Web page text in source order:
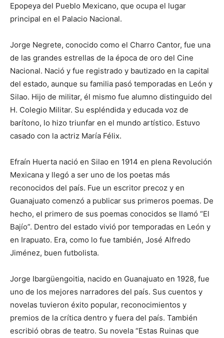
Epopeya del Pueblo Mexicano, que ocupa el lugar
principal en el Palacio Nacional.
Jorge Negrete, conocido como el Charro Cantor, fue una
de las grandes estrellas de la época de oro del Cine
Nacional. Nació y fue registrado y bautizado en la capital
del estado, aunque su familia pasó temporadas en León y
Silao. Hijo de militar, él mismo fue alumno distinguido del
H. Colegio Militar. Su espléndida y educada voz de
barítono, lo hizo triunfar en el mundo artístico. Estuvo
casado con la actriz María Félix.
Efraín Huerta nació en Silao en 1914 en plena Revolución
Mexicana y llegó a ser uno de los poetas más
reconocidos del país. Fue un escritor precoz y en
Guanajuato comenzó a publicar sus primeros poemas. De
hecho, el primero de sus poemas conocidos se llamó “El
Bajío”. Dentro del estado vivió por temporadas en León y
en Irapuato. Era, como lo fue también, José Alfredo
Jiménez, buen futbolista.
Jorge Ibargüengoitia, nacido en Guanajuato en 1928, fue
uno de los mejores narradores del país. Sus cuentos y
novelas tuvieron éxito popular, reconocimientos y
premios de la crítica dentro y fuera del país. También
escribió obras de teatro. Su novela “Estas Ruinas que